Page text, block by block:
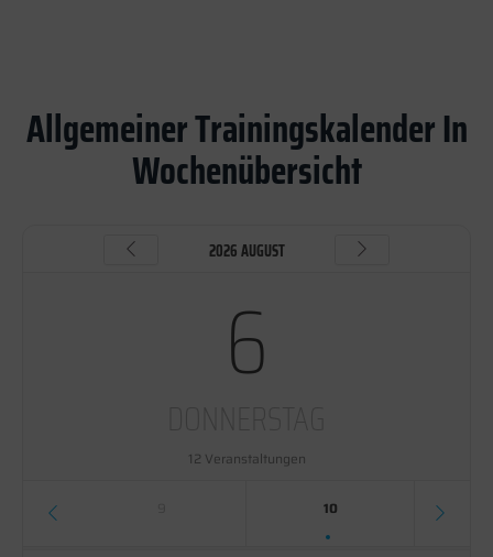
Allgemeiner Trainingskalender In
Wochenübersicht
2026 AUGUST
6
12 Veranstaltungen
10